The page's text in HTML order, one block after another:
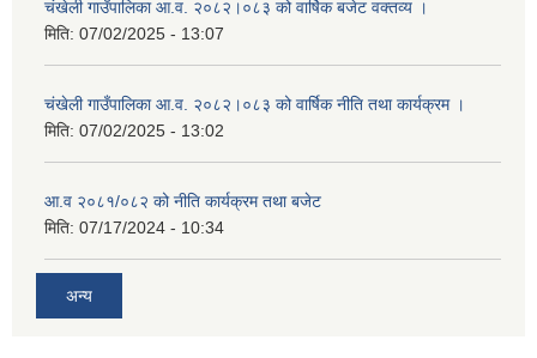
चंखेली गाउँपालिका आ.व. २०८२।०८३ को वार्षिक बजेट वक्तव्य ।
मिति: 07/02/2025 - 13:07
चंखेली गाउँपालिका आ.व. २०८२।०८३ को वार्षिक नीति तथा कार्यक्रम ।
मिति: 07/02/2025 - 13:02
आ.व २०८१/०८२ को नीति कार्यक्रम तथा बजेट
मिति: 07/17/2024 - 10:34
अन्य